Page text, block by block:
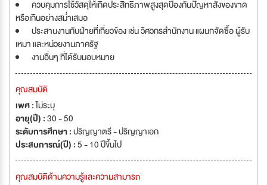
ควบคุมการใช้วัสดุให้เกิดประสิทธิภาพสูงสุดป้องกันปัญหาสั่งของขาด
หรือเกินอย่างสม่ำเสมอ
ประสานงานกับฝ่ายที่เกี่ยวข้อง เช่น วิศวกรสำนักงาน แผนกจัดซื้อ ผู้รับ
เหมา และหน่วยงานภาครัฐ
งานอื่นๆ ที่ได้รับมอบหมาย
คุณสมบัติ
เพศ :ไม่ระบุ
อายุ(ปี) :30 - 50
ระดับการศึกษา :ปริญญาตรี - ปริญญาเอก
ประสบการณ์(ปี) :5 - 10 ปีขึ้นไป
คุณสมบัติด้านความรู้และความสามารถ